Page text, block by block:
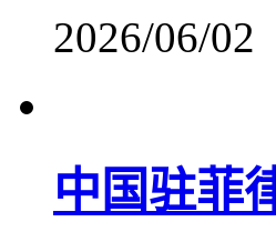
2026/06/02
中国驻菲